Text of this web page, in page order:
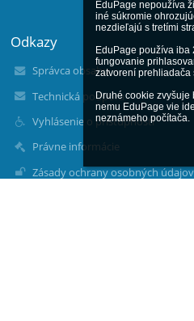
EduPage nepoužíva
iné súkromie
nezdieľajú s tretími
EduPage používa iba
fungovanie
zatvorení prehliadača
Druhé cookie
nemu EduPage vie
neznámeho počítača.
Odkazy
Správca obsahu
Technická podpora
Vyhlásenie o prístupnosti
Právne informácie
Zásady ochrany osobných údajov